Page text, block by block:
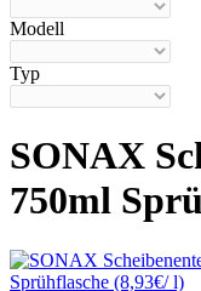
Modell
Typ
SONAX
750ml